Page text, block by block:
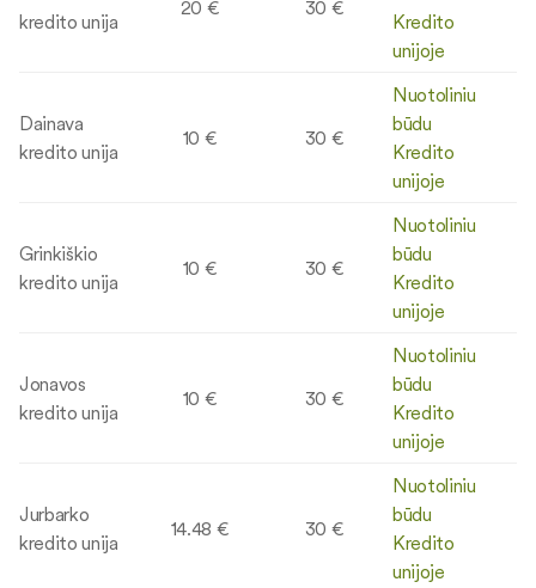
kredito unija
20 € 30 €
Kredito
unijoje
Dainava
kredito unija
10 € 30 €
Nuotoliniu
būdu
Kredito
unijoje
Grinkiškio
kredito unija
10 € 30 €
Nuotoliniu
būdu
Kredito
unijoje
Jonavos
kredito unija
10 € 30 €
Nuotoliniu
būdu
Kredito
unijoje
Jurbarko
kredito unija
14.48 € 30 €
Nuotoliniu
būdu
Kredito
unijoje